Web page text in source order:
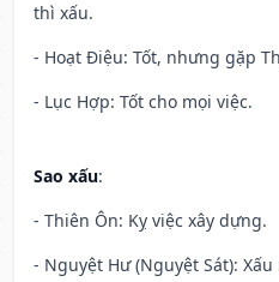
thì xấu.
- Hoạt Điệu: Tốt, nhưng gặp
- Lục Hợp: Tốt cho mọi việc.
Sao xấu:
- Thiên Ôn: Kỵ việc xây dựng.
- Nguyệt Hư (Nguyệt Sát):